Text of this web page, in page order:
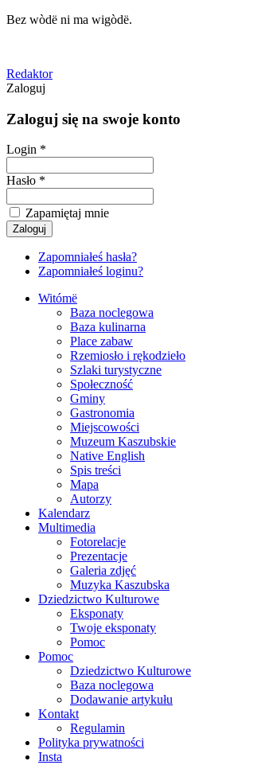
Bez wòdë ni ma wigòdë.
Redaktor
Zaloguj
Zaloguj się na swoje konto
Login *
Hasło *
Zapamiętaj mnie
Zapomniałeś hasła?
Zapomniałeś loginu?
Witómë
Baza noclegowa
Baza kulinarna
Place zabaw
Rzemiosło i rękodzieło
Szlaki turystyczne
Społeczność
Gminy
Gastronomia
Miejscowości
Muzeum Kaszubskie
Native English
Spis treści
Mapa
Autorzy
Kalendarz
Multimedia
Fotorelacje
Prezentacje
Galeria zdjęć
Muzyka Kaszubska
Dziedzictwo Kulturowe
Eksponaty
Twoje eksponaty
Pomoc
Pomoc
Dziedzictwo Kulturowe
Baza noclegowa
Dodawanie artykułu
Kontakt
Regulamin
Polityka prywatności
Insta